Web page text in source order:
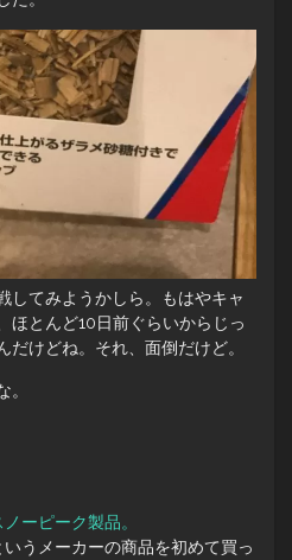
してみようかしら。もはやキャ
ほとんど10日前ぐらいからじっ
だけどね。それ、面倒だけど。
。
ーピーク製品。
いうメーカーの商品を初めて買っ